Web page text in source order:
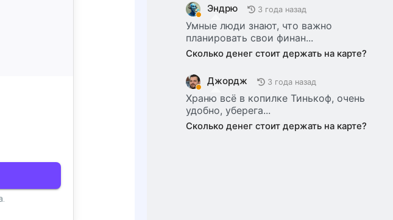
Эндрю 3 года назад
Умные люди знают, что важно
планировать свои финан...
Сколько денег стоит держать на карте?
Джордж 3 года назад
Храню всё в копилке Тинькоф, очень
удобно, уберега...
Сколько денег стоит держать на карте?